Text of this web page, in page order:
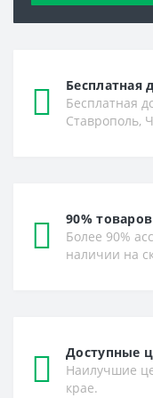
Бесплатная
Бесплатная
Ставрополь,
90%
Более 90%
наличии на
Доступные
Наилучшие
крае.